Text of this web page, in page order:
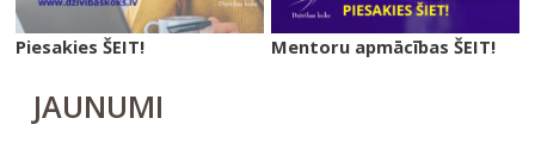
Piesakies ŠEIT! Mentoru apmācības ŠEIT!
JAUNUMI